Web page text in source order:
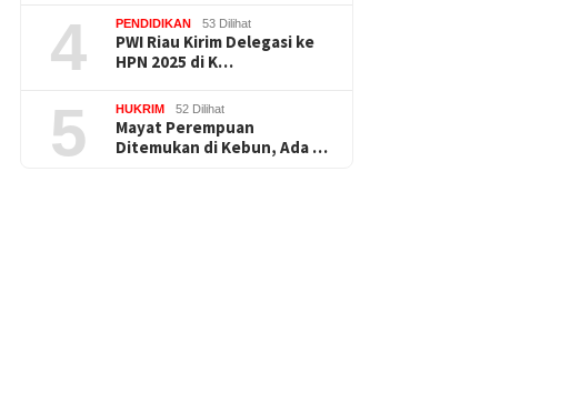
4 PENDIDIKAN 53 Dilihat
PWI Riau Kirim Delegasi ke
HPN 2025 di K…
5 HUKRIM 52 Dilihat
Mayat Perempuan
Ditemukan di Kebun, Ada …